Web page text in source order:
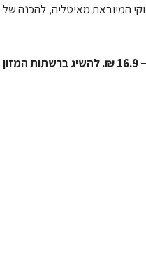
המיובאת מאיטליה, להכנה של
השיג ברשתות המזון